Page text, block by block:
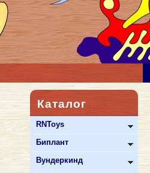
Каталог
RNToys
Биплант
Вундеркинд